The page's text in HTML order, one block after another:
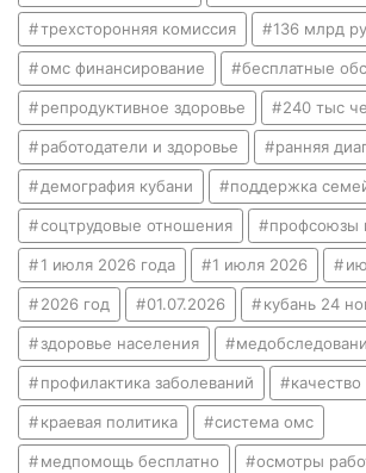
трехсторонняя комиссия 136 млрд
омс финансирование бесплатные
репродуктивное здоровье 240 тыс
работодатели и здоровье ранняя
демография кубани поддержка
соцтрудовые отношения профсоюзы
1 июля 2026 года 1 июля 2026
2026 год 01.07.2026 кубань 24
здоровье населения
профилактика заболеваний
краевая политика система омс
медпомощь бесплатно осмотры